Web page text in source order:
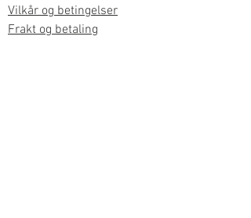
Vilkår og betingelser
Frakt og betaling